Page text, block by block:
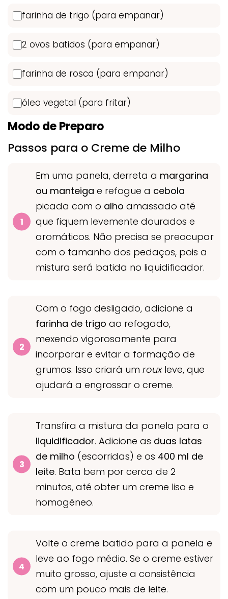
farinha de trigo (para empanar)
2 ovos batidos (para empanar)
farinha de rosca (para empanar)
óleo vegetal (para fritar)
Modo de Preparo
Passos para o Creme de Milho
Em uma panela, derreta a margarina
ou manteiga e refogue a cebola
picada com o alho amassado até
que fiquem levemente dourados e
aromáticos. Não precisa se preocupar
com o tamanho dos pedaços, pois a
mistura será batida no liquidificador.
Com o fogo desligado, adicione a
farinha de trigo ao refogado,
mexendo vigorosamente para
incorporar e evitar a formação de
grumos. Isso criará um rouxleve, que
ajudará a engrossar o creme.
Transfira a mistura da panela para o
liquidificador. Adicione as duas latas
de milho (escorridas) e os 400 ml de
leite. Bata bem por cerca de 2
minutos, até obter um creme liso e
homogêneo.
Volte o creme batido para a panela e
leve ao fogo médio. Se o creme estiver
muito grosso, ajuste a consistência
com um pouco mais de leite.